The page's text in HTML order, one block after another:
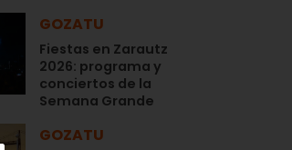
GOZATU
Fiestas en Zarautz
2026: programa y
conciertos de la
Semana Grande
GOZATU